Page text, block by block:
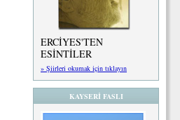
ERCİYES'TEN
ESİNTİLER
» Şiirleri okumak için tıklayın
KAYSERİ FASLI